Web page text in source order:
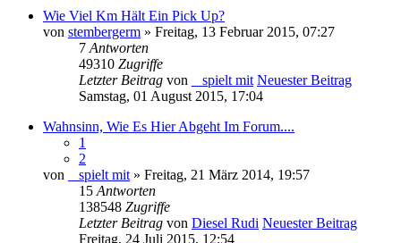
Wie Viel Km Hält Ein Pick Up?
von stembergerm » Freitag, 13 Februar 2015, 07:27
7 Antworten
49310 Zugriffe
Letzter Beitrag von _ spielt mit Neuester Beitrag
Samstag, 01 August 2015, 17:04
Wahnsinn, Wie Es Hier Abgeht Im Forum....
1
2
von
_ spielt mit » Freitag, 21 März 2014, 19:57
15 Antworten
138548 Zugriffe
Letzter Beitrag von Diesel Rudi Neuester Beitrag
Freitag, 24 Juli 2015, 12:54